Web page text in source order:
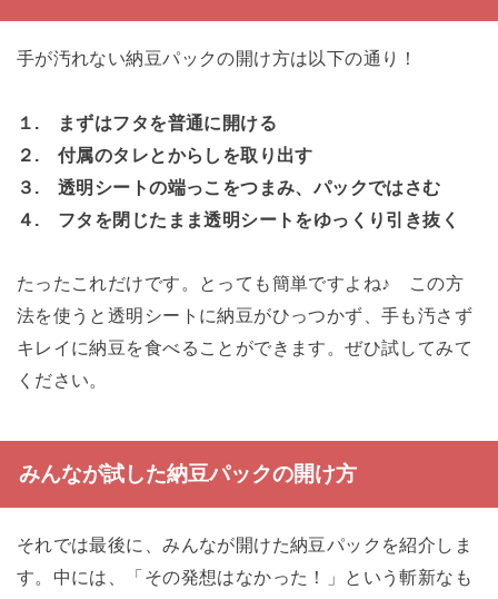
手が汚れない納豆パックの開け方は以下の通り！
１. まずはフタを普通に開ける
２. 付属のタレとからしを取り出す
３. 透明シートの端っこをつまみ、パックではさむ
４. フタを閉じたまま透明シートをゆっくり引き抜く
たったこれだけです。とっても簡単ですよね♪ この方
法を使うと透明シートに納豆がひっつかず、手も汚さず
キレイに納豆を食べることができます。ぜひ試してみて
ください。
みんなが試した納豆パックの開け方
それでは最後に、みんなが開けた納豆パックを紹介しま
す。中には、「その発想はなかった！」という斬新なも